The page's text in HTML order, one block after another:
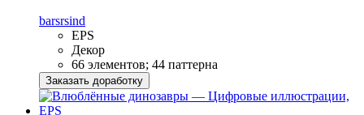
barsrsind
EPS
Декор
66 элементов; 44 паттерна
Заказать доработку